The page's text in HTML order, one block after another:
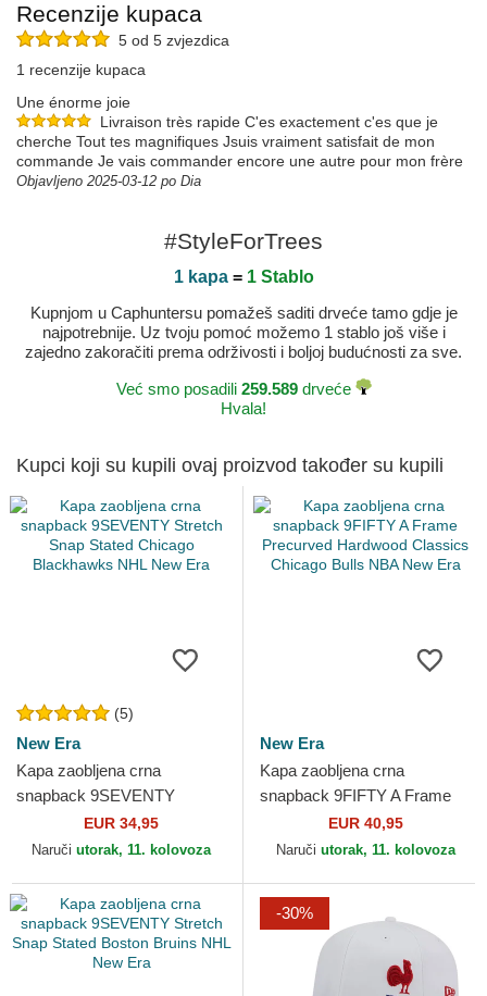
Recenzije kupaca
5 od 5 zvjezdica
1 recenzije kupaca
Une énorme joie
Livraison très rapide C'es exactement c'es que je
cherche Tout tes magnifiques Jsuis vraiment satisfait de mon
commande Je vais commander encore une autre pour mon frère
Objavljeno 2025-03-12 po Dia
#StyleForTrees
1 kapa= 1 Stablo
Kupnjom u Caphuntersu pomažeš saditi drveće tamo gdje je
najpotrebnije. Uz tvoju pomoć možemo 1 stablo još više i
zajedno zakoračiti prema održivosti i boljoj budućnosti za sve.
Već smo posadili 259.589drveće
Hvala!
Kupci koji su kupili ovaj proizvod također su kupili
(5)
New Era
Kapa zaobljena crna
snapback 9SEVENTY
Stretch Snap Stated Chicago
Blackhawks NHL New Era
EUR 34,95
Naruči utorak, 11. kolovoza
New Era
Kapa zaobljena crna
snapback 9FIFTY A Frame
Precurved Hardwood
Classics Chicago Bulls NBA
EUR 40,95
Naruči utorak, 11. kolovoza
-30%